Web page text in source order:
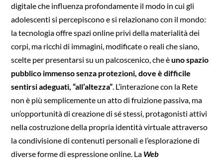
digitale che influenza profondamente il modo in cui gli
adolescenti si percepiscono e si relazionano con il mondo:
la tecnologia offre spazi online privi della materialità dei
corpi, ma ricchi di immagini, modificate o reali che siano,
scelte per presentarsi su un palcoscenico, che èuno spazio
pubblico immenso senza protezioni, dove è difficile
sentirsi adeguati, “all’altezza”. L’interazione con la Rete
non è più semplicemente un atto di fruizione passiva, ma
un’opportunità di creazione di sé stessi, protagonisti attivi
nella costruzione della propria identità virtuale attraverso
la condivisione di contenuti personali e l’esplorazione di
diverse forme di espressione online. La Web